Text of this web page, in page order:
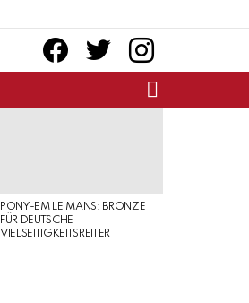
facebooktwitter instagram
PONY-EM LE MANS: BRONZE
FÜR DEUTSCHE
VIELSEITIGKEITSREITER